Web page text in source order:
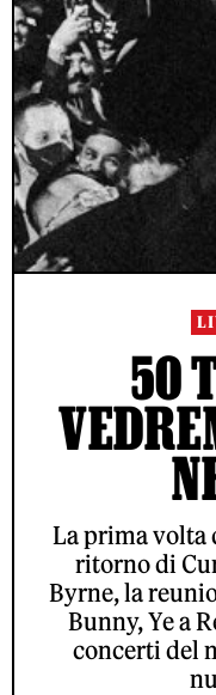
50
La prima volta
ritorno di
Byrne, la
Bunny, Ye a
concerti del